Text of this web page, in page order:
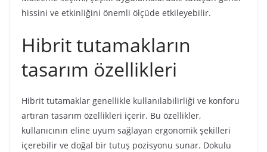
hissini ve etkinliğini önemli ölçüde etkileyebilir.
Hibrit tutamakların
tasarım özellikleri
Hibrit tutamaklar genellikle kullanılabilirliği ve konforu
artıran tasarım özellikleri içerir. Bu özellikler,
kullanıcının eline uyum sağlayan ergonomik şekilleri
içerebilir ve doğal bir tutuş pozisyonu sunar. Dokulu